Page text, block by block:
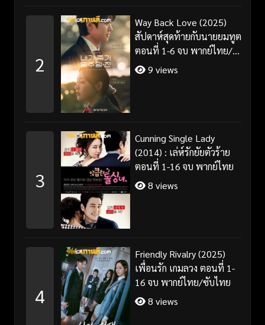
2
Way Back Love (2025)
สัปดาห์สุดท้ายกับนายยมทูต
ตอนที่ 1-6 จบ พากย์ไทย/
ซับไทย
9 views
3
Cunning Single Lady
(2014) : เล่ห์รักยัยตัวร้าย
ตอนที่ 1-16 จบ พากย์ไทย
8 views
4
Friendly Rivalry (2025)
เพื่อนรัก เกมลวง ตอนที่ 1-
16 จบ พากย์ไทย/ซับไทย
8 views